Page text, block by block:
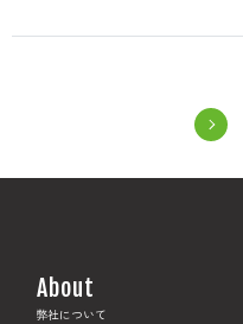
About
弊社について